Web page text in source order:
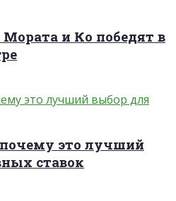
и Ко победят в
это лучший
ставок